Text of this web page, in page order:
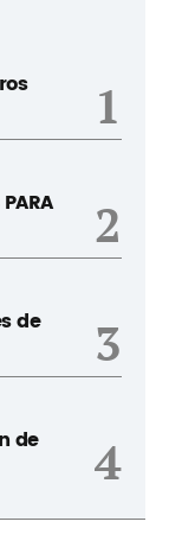
1
2
de
3
de
4